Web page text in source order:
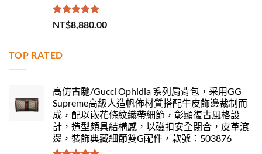
評分 5.00
滿分 5
NT$8,880.00
TOP RATED
高仿古馳/Gucci Ophidia 系列肩背包，采用GG
Supreme高級人造帆佈材質搭配牛皮飾邊裁制而
成，配以嵌花條紋織帶細節，彰顯復古風格設
計，造型頗具結構感，以磁扣安全閉合，皮革滾
邊，裝飾典藏細節雙G配件，款號：503876